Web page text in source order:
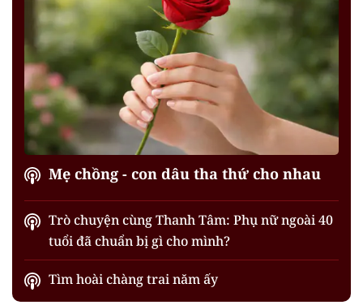
Mẹ chồng - con dâu tha thứ cho nhau
Trò chuyện cùng Thanh Tâm: Phụ nữ ngoài 40
tuổi đã chuẩn bị gì cho mình?
Tìm hoài chàng trai năm ấy